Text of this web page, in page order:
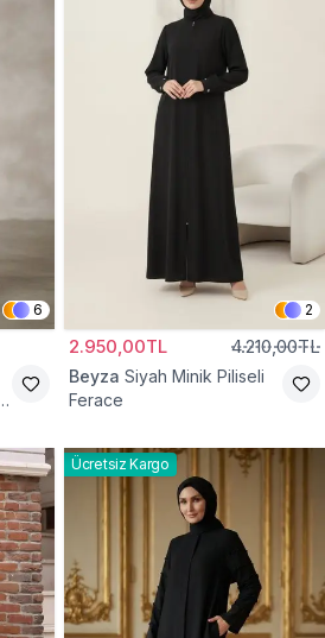
6 2
2.950,00TL 4.210,00TL
Beyza Siyah Minik Piliseli
Ferace
Ücretsiz Kargo